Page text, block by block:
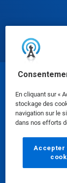
En cliquant sur «
stockage des
navigation sur le
dans nos efforts
Accepter
Fiches